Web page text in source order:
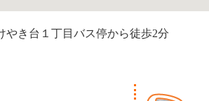
やき台１丁目バス停から徒歩2分